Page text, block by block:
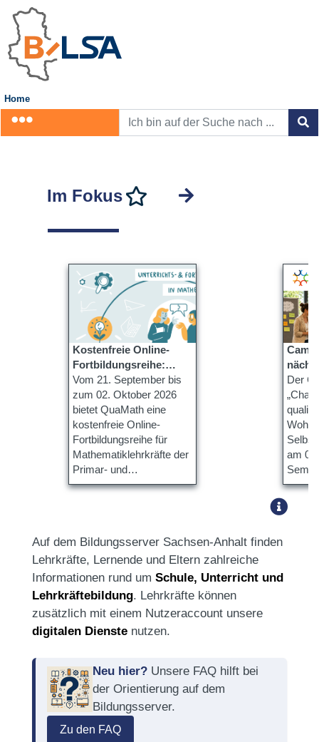
Home
Im Fokus
Kostenfreie Online-
Fortbildungsreihe:
QuaMath kennenlernen
Vom 21. September bis
zum 02. Oktober 2026
bietet QuaMath eine
kostenfreie Online-
Fortbildungsreihe für
Mathematiklehrkräfte der
Primar- und
Sekundarstufe an.
Campus
Der
am
Auf dem Bildungsserver Sachsen-Anhalt finden
Lehrkräfte, Lernende und Eltern zahlreiche
Informationen rund um Schule, Unterricht und
Lehrkräftebildung. Lehrkräfte können
zusätzlich mit einem Nutzeraccount unsere
digitalen Dienste nutzen.
Neu hier? Unsere FAQ hilft bei
der Orientierung auf dem
Bildungsserver.
Zu den FAQ